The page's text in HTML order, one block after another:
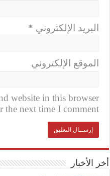
البريد الإلكتروني *
الموقع الإلكتروني
website in this browser
the next time I comment.
أخر الأخبار